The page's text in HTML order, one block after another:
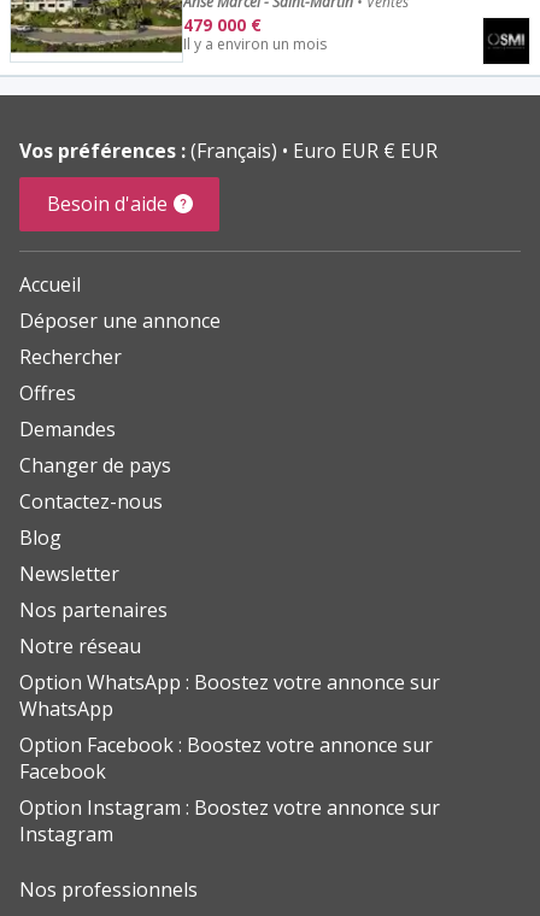
479 000 €
Il y a environ un mois
Vos préférences :(Français)
Euro EUR € EUR
Besoin d'aide
Accueil
Déposer une annonce
Rechercher
Offres
Demandes
Changer de pays
Contactez-nous
Blog
Newsletter
Nos partenaires
Notre réseau
Option WhatsApp : Boostez votre annonce sur
WhatsApp
Option Facebook : Boostez votre annonce sur
Facebook
Option Instagram : Boostez votre annonce sur
Instagram
Nos professionnels